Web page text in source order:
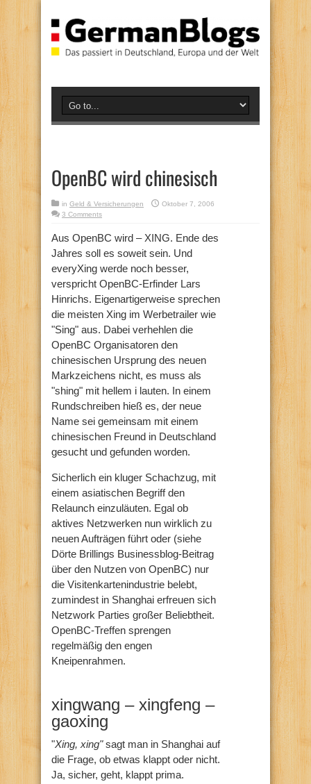
OpenBC wird chinesisch
in Geld & Versicherungen
Oktober 7, 2006
3 Comments
Aus OpenBC wird – XING. Ende des
Jahres soll es soweit sein. Und
everyXing werde noch besser,
verspricht OpenBC-Erfinder Lars
Hinrichs. Eigenartigerweise sprechen
die meisten Xing im Werbetrailer wie
"Sing" aus. Dabei verhehlen die
OpenBC Organisatoren den
chinesischen Ursprung des neuen
Markzeichens nicht, es muss als
"shing" mit hellem i lauten. In einem
Rundschreiben hieß es, der neue
Name sei gemeinsam mit einem
chinesischen Freund in Deutschland
gesucht und gefunden worden.
Sicherlich ein kluger Schachzug, mit
einem asiatischen Begriff den
Relaunch einzuläuten. Egal ob
aktives Netzwerken nun wirklich zu
neuen Aufträgen führt oder (siehe
Dörte Brillings Businessblog-Beitrag
über den Nutzen von OpenBC) nur
die Visitenkartenindustrie belebt,
zumindest in Shanghai erfreuen sich
Netzwork Parties großer Beliebtheit.
OpenBC-Treffen sprengen
regelmäßig den engen
Kneipenrahmen.
xingwang – xingfeng –
gaoxing
"Xing, xing"sagt man in Shanghai auf
die Frage, ob etwas klappt oder nicht.
Ja, sicher, geht, klappt prima.